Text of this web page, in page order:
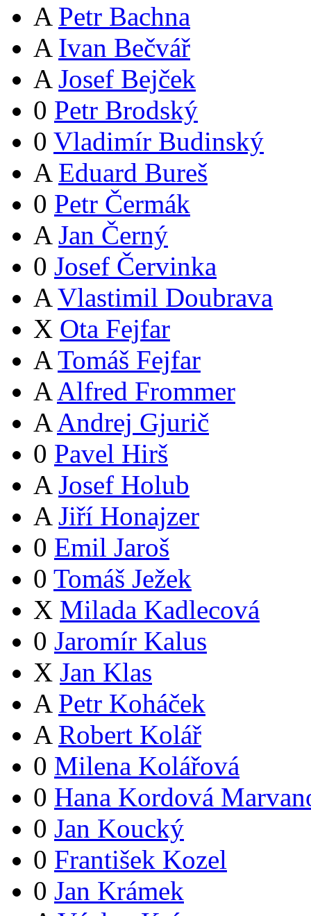
A Petr Bachna
A Ivan Bečvář
A Josef Bejček
0 Petr Brodský
0 Vladimír Budinský
A Eduard Bureš
0 Petr Čermák
A Jan Černý
0 Josef Červinka
A Vlastimil Doubrava
X Ota Fejfar
A Tomáš Fejfar
A Alfred Frommer
A Andrej Gjurič
0 Pavel Hirš
A Josef Holub
A Jiří Honajzer
0 Emil Jaroš
0 Tomáš Ježek
X Milada Kadlecová
0 Jaromír Kalus
X Jan Klas
A Petr Koháček
A Robert Kolář
0 Milena Kolářová
0 Hana Kordová
0 Jan Koucký
0 František Kozel
0 Jan Krámek